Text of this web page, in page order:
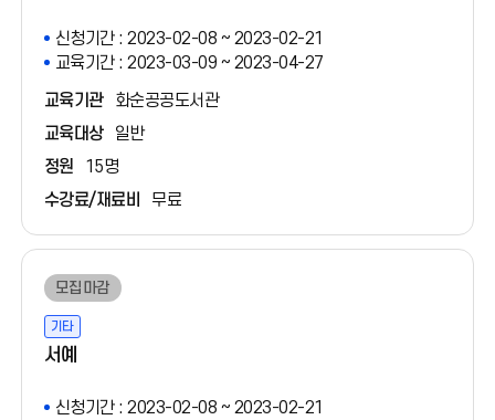
신청기간 : 2023-02-08 ~ 2023-02-21
교육기간 : 2023-03-09 ~ 2023-04-27
교육기관
화순공공도서관
교육대상
일반
정원
15명
수강료/재료비
무료
모집마감
기타
서예
신청기간 : 2023-02-08 ~ 2023-02-21